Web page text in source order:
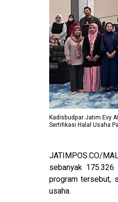
Kadisbudpar Jatim Evy
Sertifikasi Halal Usaha
JATIMPOS.CO/
sebanyak
program tersebut,
usaha.